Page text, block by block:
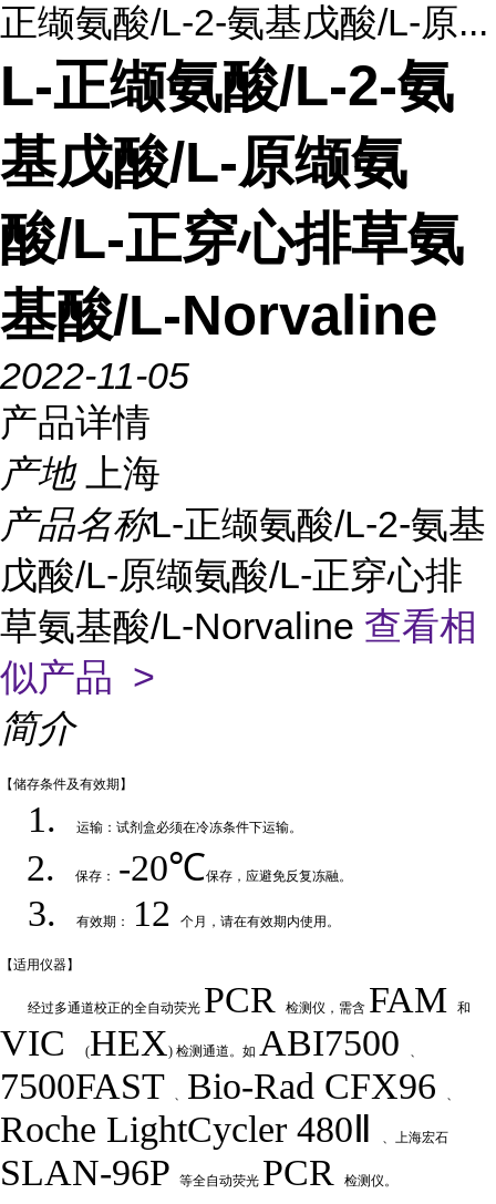
正缬氨酸/L-2-氨基戊酸/L-原...
L-正缬氨酸/L-2-氨
基戊酸/L-原缬氨
酸/L-正穿心排草氨
基酸/L-Norvaline
2022-11-05
产品详情
产地
上海
产品名称L-正缬氨酸/L-2-氨基
戊酸/L-原缬氨酸/L-正穿心排
草氨基酸/L-Norvaline 查看相
似产品 >
简介
【储存条件及有效期】
1.运输：试剂盒必须在冷冻条件下运输。
2.保存： -20℃保存，应避免反复冻融。
3. 有效期： 12 个月，请在有效期内使用 。
【适用仪器】
经过多通道校正的全自动荧光 PCR 检测仪，需含 FAM 和
VIC(HEX) 检测通道。如ABI7500 、
7500FAST 、 Bio-Rad CFX96 、
Roche LightCycler 480Ⅱ 、上海宏石
SLAN-96P等全自动荧光 PCR检测仪。